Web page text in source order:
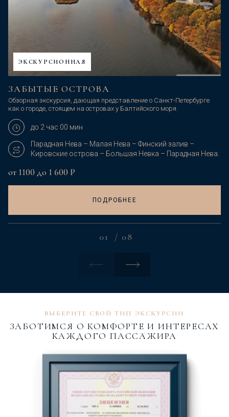
ЭКСКУРСИОННАЯ
ЗАБЫТЫЕ ОСТРОВА
Обзорная экскурсия, дающая представление о Санкт-Петербурге
как о городе, стоящем на островах у Балтийского моря.
до 2 час 00 мин
Парадная Нева – Малая Нева – Финский залив –
Кировские острова – Большая Невка – Парадная Нева.
от 1100 до 1 600 ₽
ПОДРОБНЕЕ
01 / 08
ВЫБЕРИТЕ СВОЙ ТИП ЭКСКУРСИИ
ЗАБОТИМСЯ О КОМФОРТЕ И ИНТЕРЕСАХ
КАЖДОГО ПАССАЖИРА